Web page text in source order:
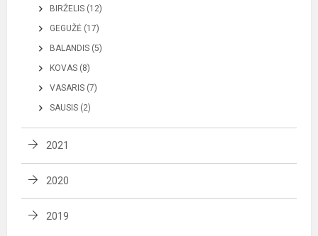
BIRŽELIS (12)
GEGUŽĖ (17)
BALANDIS (5)
KOVAS (8)
VASARIS (7)
SAUSIS (2)
2021
2020
2019